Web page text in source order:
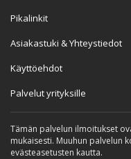
Pikalinkit
Asiakastuki & Yhteystiedot
Käyttöehdot
Palvelut yrityksille
Tämän palvelun ilmoitukset
mukaisesti. Muuhun palvelun
evästeasetusten kautta.